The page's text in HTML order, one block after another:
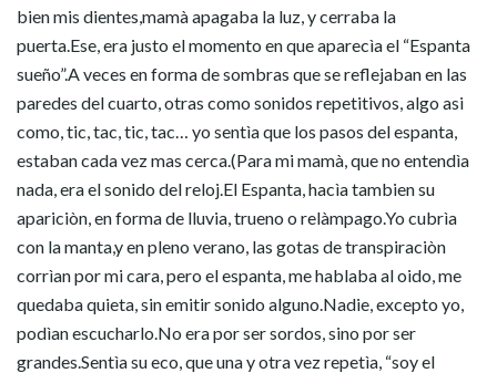
bien mis dientes,mamà apagaba la luz, y cerraba la
puerta.Ese, era justo el momento en que aparecìa el “Espanta
sueño”.A veces en forma de sombras que se reflejaban en las
paredes del cuarto, otras como sonidos repetitivos, algo asi
como, tic, tac, tic, tac… yo sentìa que los pasos del espanta,
estaban cada vez mas cerca.(Para mi mamà, que no entendìa
nada, era el sonido del reloj.El Espanta, hacìa tambien su
apariciòn, en forma de lluvia, trueno o relàmpago.Yo cubrìa
con la manta,y en pleno verano, las gotas de transpiraciòn
corrìan por mi cara, pero el espanta, me hablaba al oido, me
quedaba quieta, sin emitir sonido alguno.Nadie, excepto yo,
podìan escucharlo.No era por ser sordos, sino por ser
grandes.Sentìa su eco, que una y otra vez repetìa, “soy el